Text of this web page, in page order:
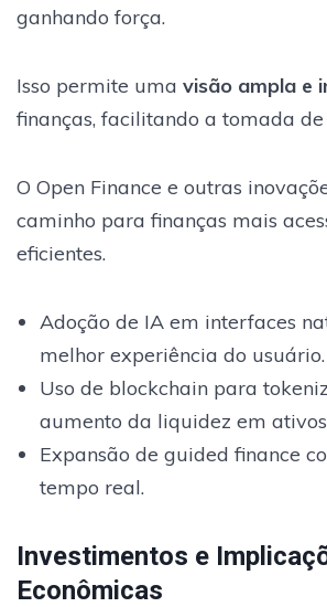
ganhando força.
Isso permite uma visão ampla e
finanças, facilitando a tomada de
O Open Finance e outras
caminho para finanças mais
eficientes.
Adoção de IA em interfaces
melhor experiência do usuário.
Uso de blockchain para
aumento da liquidez em
Expansão de guided finance
tempo real.
Investimentos e
Econômicas